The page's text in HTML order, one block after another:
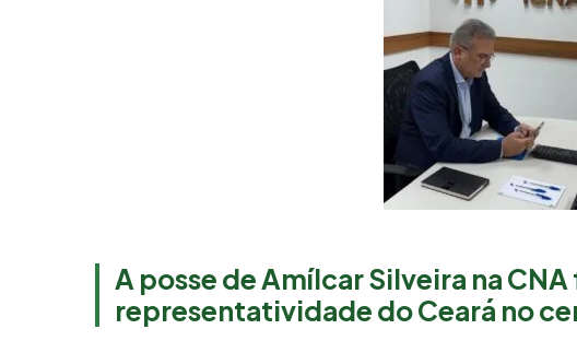
A posse de Amílcar Silveira na
representatividade do Ceará no